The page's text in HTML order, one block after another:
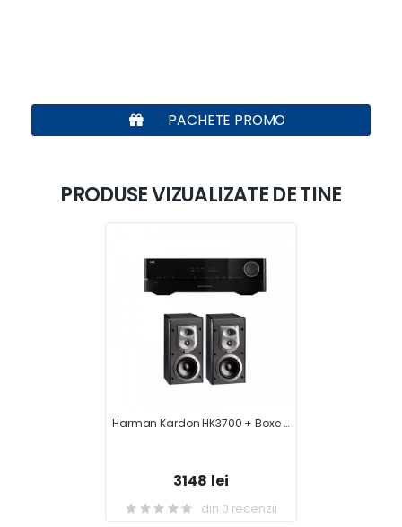
PACHETE PROMO
PRODUSE VIZUALIZATE DE TINE
Harman Kardon HK3700 + Boxe Jbl ES20
3148 lei
din 0 recenzii